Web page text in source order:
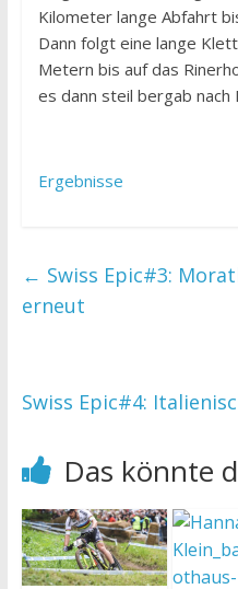
Kilometer lange Abfahrt
Dann folgt eine lange
Metern bis auf das
es dann steil bergab nach
Ergebnisse
← Swiss Epic#3:
erneut
Swiss Epic#4:
Das könnte